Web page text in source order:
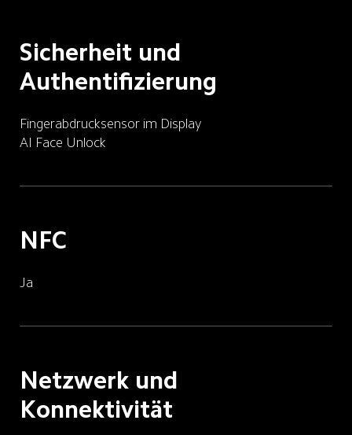
Sicherheit und
Authentifizierung
Fingerabdrucksensor im Display
AI Face Unlock
NFC
Ja
Netzwerk und
Konnektivität